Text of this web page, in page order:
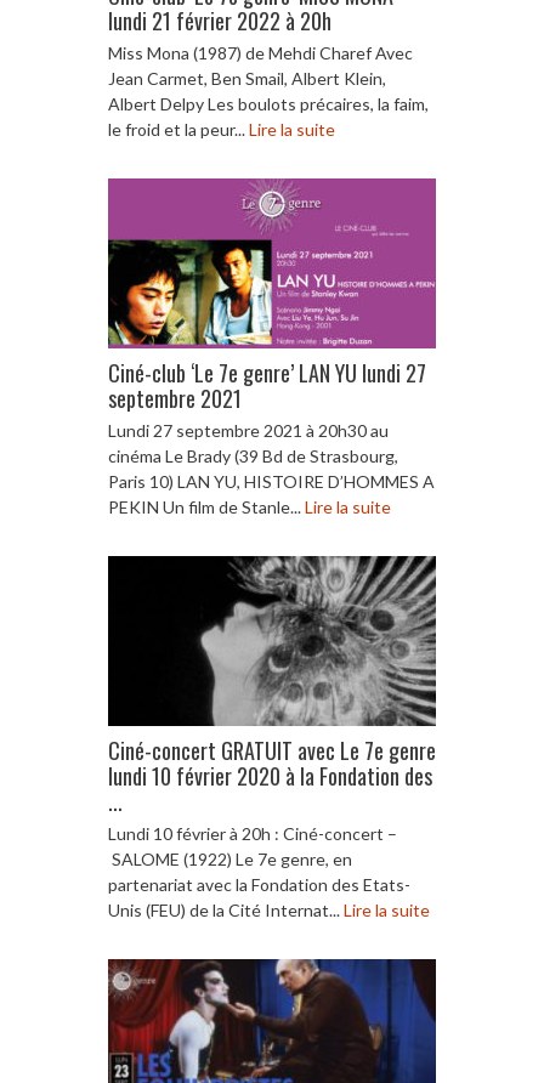
lundi 21 février 2022 à 20h
Miss Mona (1987) de Mehdi Charef Avec
Jean Carmet, Ben Smail, Albert Klein,
Albert Delpy Les boulots précaires, la faim,
le froid et la peur...Lire la suite
Ciné-club ‘Le 7e genre’ LAN YU lundi 27
septembre 2021
Lundi 27 septembre 2021 à 20h30 au
cinéma Le Brady (39 Bd de Strasbourg,
Paris 10) LAN YU, HISTOIRE D’HOMMES A
PEKIN Un film de Stanle...Lire la suite
Ciné-concert GRATUIT avec Le 7e genre
lundi 10 février 2020 à la Fondation des
...
Lundi 10 février à 20h : Ciné-concert –
SALOME (1922) Le 7e genre, en
partenariat avec la Fondation des Etats-
Unis (FEU) de la Cité Internat...Lire la suite